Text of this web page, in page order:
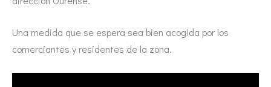
Una medida que se espera sea bien acogida por los
comerciantes y residentes de la zona.